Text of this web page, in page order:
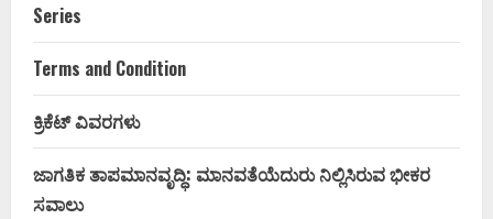
Series
Terms and Condition
ಕ್ರಿಕೆಟ್ ವಿವರಗಳು
ಜಾಗತಿಕ ತಾಪಮಾನವೃದ್ಧಿ: ಮಾನವತೆಯೆದುರು ನಿಲ್ಲಿಸಿರುವ ಭೀಕರ
ಸವಾಲು